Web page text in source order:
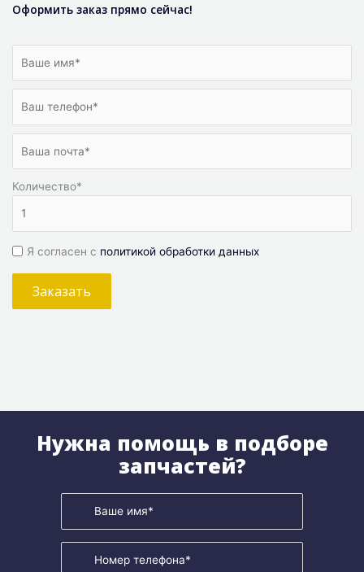
Оформить заказ прямо сейчас!
Количество*
Я согласен с политикой обработки данных
Заказать
Нужна помощь в подборе
запчастей?